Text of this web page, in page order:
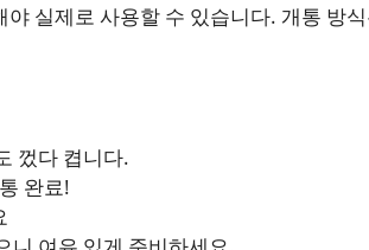
실제로 사용할 수 있습니다. 개통 방
껐다 켭니다.
완료!